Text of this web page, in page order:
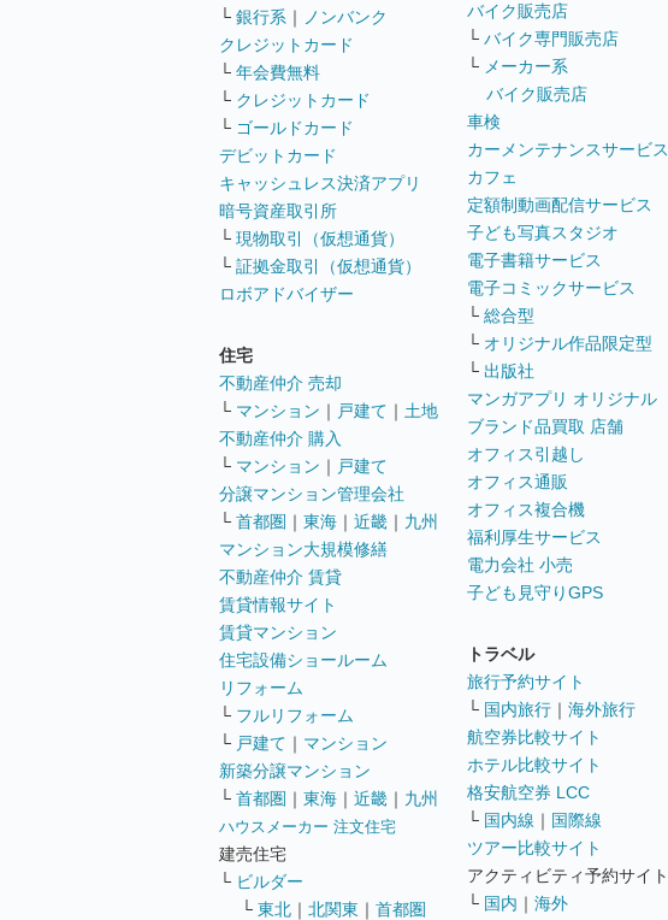
└ 銀行系 ｜
ノンバンク
クレジットカード
└ 年会費無料
└ クレジットカード
└ ゴールドカード
デビットカード
キャッシュレス決済アプリ
暗号資産取引所
└ 現物取引（仮想通貨）
└ 証拠金取引（仮想通貨）
ロボアドバイザー
住宅
不動産仲介 売却
└ マンション ｜ 戸建て ｜ 土地
不動産仲介 購入
└ マンション ｜ 戸建て
分譲マンション管理会社
└ 首都圏 ｜ 東海 ｜ 近畿 ｜ 九州
マンション大規模修繕
不動産仲介 賃貸
賃貸情報サイト
賃貸マンション
住宅設備ショールーム
リフォーム
└ フルリフォーム
└ 戸建て ｜ マンション
新築分譲マンション
└ 首都圏 ｜ 東海 ｜ 近畿 ｜ 九州
ハウスメーカー 注文住宅
建売住宅
└ ビルダー
└ 東北 ｜ 北関東 ｜ 首都圏
バイク販売店
└ バイク専門販売店
└ メーカー系
バイク販売店
車検
カーメンテナンスサービス
カフェ
定額制動画配信サービス
子ども写真スタジオ
電子書籍サービス
電子コミックサービス
└ 総合型
└ オリジナル作品限定型
└ 出版社
マンガアプリ オリジナル
ブランド品買取 店舗
オフィス引越し
オフィス通販
オフィス複合機
福利厚生サービス
電力会社 小売
子ども見守りGPS
トラベル
旅行予約サイト
└ 国内旅行 ｜ 海外旅行
航空券比較サイト
ホテル比較サイト
格安航空券 LCC
└ 国内線 ｜ 国際線
ツアー比較サイト
アクティビティ予約サイト
└ 国内 ｜ 海外